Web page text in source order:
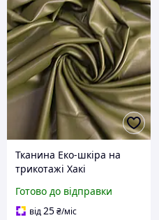
Тканина Еко-шкіра на
трикотажі Хакі
Готово до відправки
від25₴/міс